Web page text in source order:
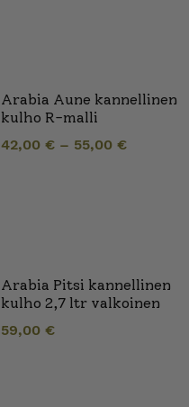
Arabia Aune kannellinen
kulho R-malli
42,00 € – 55,00 €
Arabia Pitsi kannellinen
kulho 2,7 ltr valkoinen
59,00 €